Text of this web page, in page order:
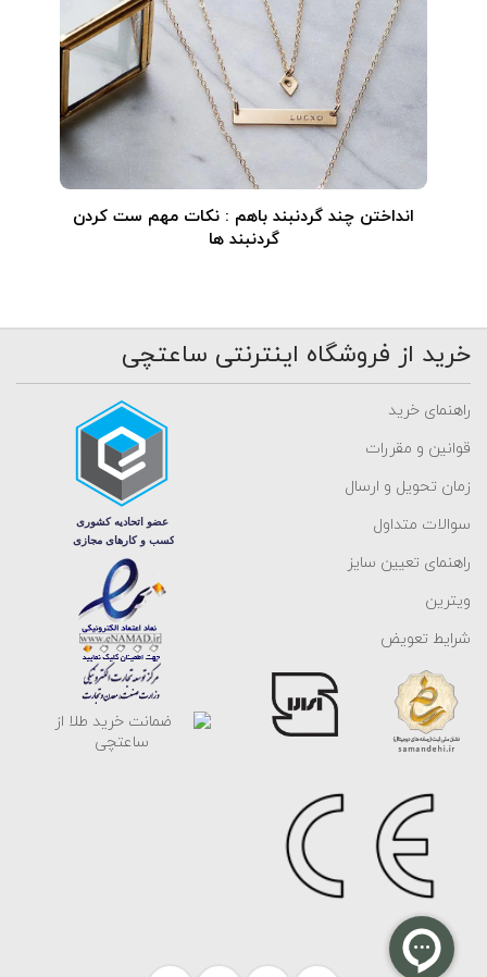
انداختن چند گردنبند باهم : نکات مهم ست کردن
گردنبند ها
خرید از فروشگاه اینترنتی ساعتچی
راهنمای خرید
قوانین و مقررات
زمان تحویل و ارسال
سوالات متداول
راهنمای تعیین سایز
ویترین
شرایط تعویض